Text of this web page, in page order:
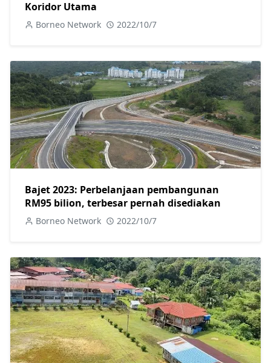
Koridor Utama
Borneo Network 2022/10/7
Bajet 2023: Perbelanjaan pembangunan
RM95 bilion, terbesar pernah disediakan
Borneo Network 2022/10/7